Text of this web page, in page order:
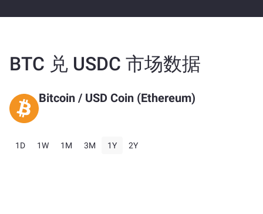
BTC 兑 USDC 市场数据
Bitcoin / USD Coin (Ethereum)
1D 1W 1M 3M 1Y 2Y